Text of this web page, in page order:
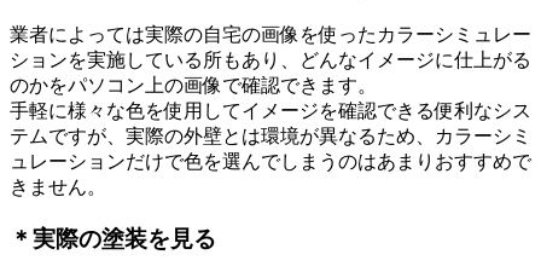
業者によっては実際の自宅の画像を使ったカラーシミュレー
ションを実施している所もあり、どんなイメージに仕上がる
のかをパソコン上の画像で確認できます。
手軽に様々な色を使用してイメージを確認できる便利なシス
テムですが、実際の外壁とは環境が異なるため、カラーシミ
ュレーションだけで色を選んでしまうのはあまりおすすめで
きません。
＊実際の塗装を見る